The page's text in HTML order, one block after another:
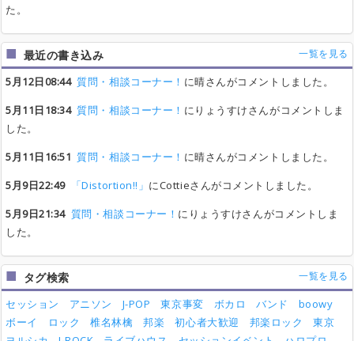
た。
最近の書き込み 一覧を見る
5月12日08:44 質問・相談コーナー！ に晴さんがコメントしました。
5月11日18:34 質問・相談コーナー！ にりょうすけさんがコメントしま
した。
5月11日16:51 質問・相談コーナー！ に晴さんがコメントしました。
5月9日22:49
「Distortion!!」 にCottieさんがコメントしました。
5月9日21:34 質問・相談コーナー！ にりょうすけさんがコメントしま
した。
タグ検索 一覧を見る
セッション アニソン J-POP 東京事変 ボカロ バンド
boowy
ボーイ
ロック 椎名林檎 邦楽 初心者大歓迎 邦楽ロック
東京